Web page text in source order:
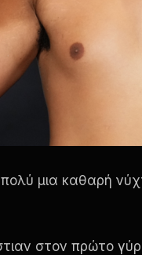
μια καθαρή
στον πρώτο